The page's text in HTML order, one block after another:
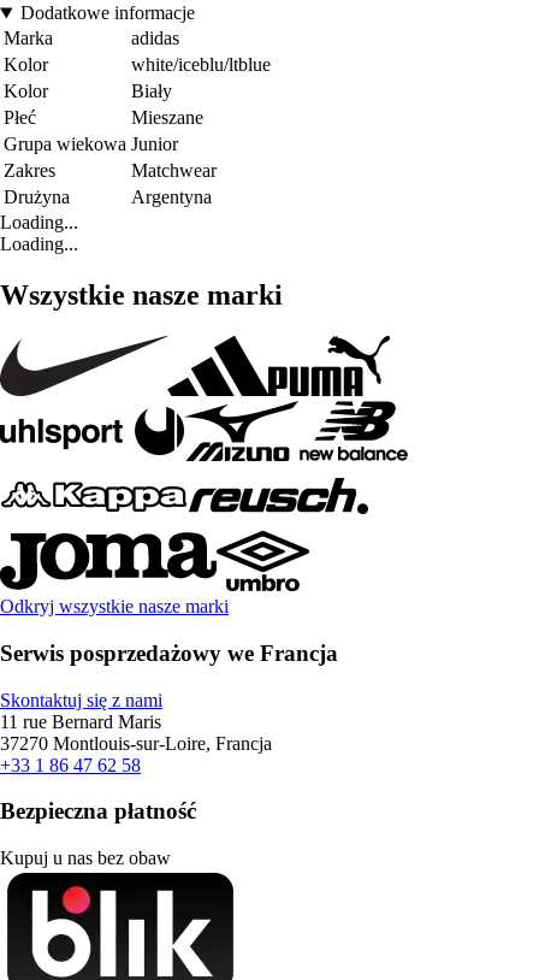
Dodatkowe informacje
Marka
adidas
Kolor
white/iceblu/ltblue
Kolor
Biały
Płeć
Mieszane
Grupa wiekowa Junior
Zakres
Matchwear
Drużyna
Argentyna
Loading...
Loading...
Wszystkie nasze marki
Odkryj wszystkie nasze marki
Serwis posprzedażowy we Francja
Skontaktuj się z nami
11 rue Bernard Maris
37270 Montlouis-sur-Loire, Francja
+33 1 86 47 62 58
Bezpieczna płatność
Kupuj u nas bez obaw